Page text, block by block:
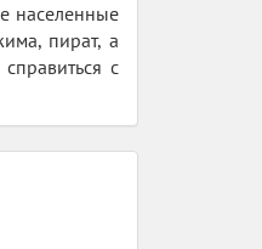
населенные
пират, а
с